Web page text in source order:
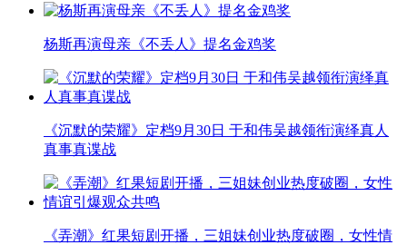
杨斯再演母亲《不丢人》提名金鸡奖
《沉默的荣耀》定档9月30日 于和伟吴越领衔演绎真人
真事真谍战
《弄潮》红果短剧开播，三姐妹创业热度破圈，女性情